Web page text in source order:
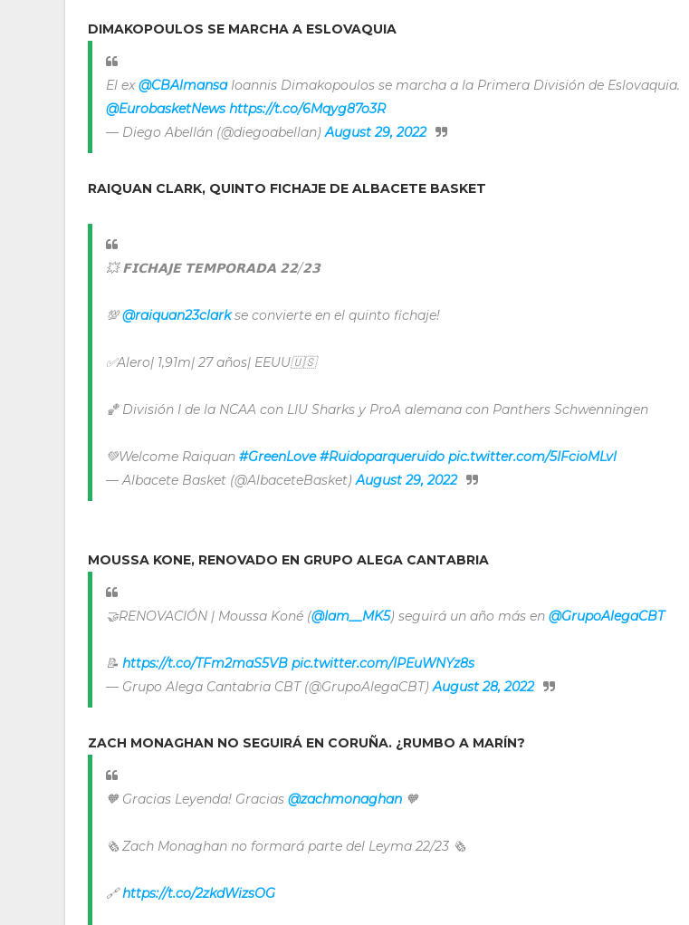
DIMAKOPOULOS SE MARCHA A ESLOVAQUIA
El ex@CBAlmansaIoannis Dimakopoulos se marcha a la Primera División de Eslovaquia.
@EurobasketNews https://t.co/6Mqyg87o3R
— Diego Abellán (@diegoabellan)August 29, 2022
RAIQUAN CLARK, QUINTO FICHAJE DE ALBACETE BASKET
💥 𝗙𝗜𝗖𝗛𝗔𝗝𝗘 𝗧𝗘𝗠𝗣𝗢𝗥𝗔𝗗𝗔 𝟮𝟮/𝟮𝟯
💯@raiquan23clarkse convierte en el quinto fichaje!
✅Alero| 1,91m| 27 años| EEUU🇺🇸
🏀 División I de la NCAA con LIU Sharks y ProA alemana con Panthers Schwenningen
💚Welcome Raiquan #GreenLove #Ruidoparqueruido pic.twitter.com/5IFcioMLvl
— Albacete Basket (@AlbaceteBasket)August 29, 2022
MOUSSA KONE, RENOVADO EN GRUPO ALEGA CANTABRIA
🤝RENOVACIÓN | Moussa Koné (@Iam__MK5) seguirá un año más en @GrupoAlegaCBT
📝 https://t.co/TFm2maS5VB pic.twitter.com/IPEuWNYz8s
— Grupo Alega Cantabria CBT (@GrupoAlegaCBT)August 28, 2022
ZACH MONAGHAN NO SEGUIRÁ EN CORUÑA. ¿RUMBO A MARÍN?
🧡 Gracias Leyenda! Gracias @zachmonaghan 🧡
🗞️ Zach Monaghan no formará parte del Leyma 22/23 🗞️
🔗https://t.co/2zkdWizsOG